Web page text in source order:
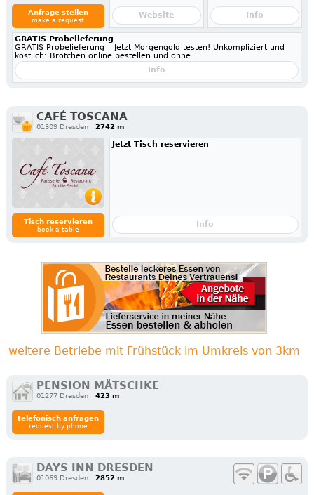
Anfrage stellen
make a request
Website Info
GRATIS Probelieferung
GRATIS Probelieferung – Jetzt Morgengold testen! Unkompliziert und
köstlich: Brötchen online bestellen und ohne…
Info
CAFÉ TOSCANA
01309 Dresden 2742 m
Tisch reservieren
book a table
Jetzt Tisch reservieren
Info
weitere Betriebe mit Frühstück im Umkreis von 3km
PENSION MÄTSCHKE
01277 Dresden 423 m
telefonisch anfragen
request by phone
DAYS INN DRESDEN
01069 Dresden 2852 m